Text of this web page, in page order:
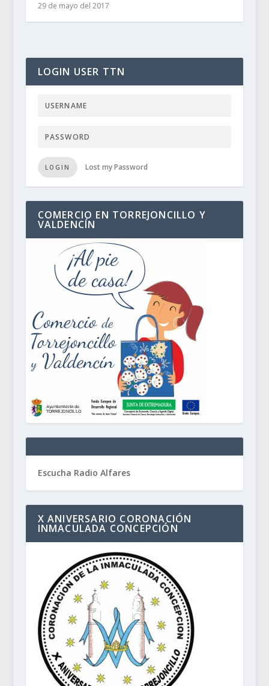
29 de mayo del 2017
LOGIN USER TTN
LOGIN Lost my Password
COMERCIO EN TORREJONCILLO Y
VALDENCÍN
Escucha Radio Alfares
X ANIVERSARIO CORONACIÓN
INMACULADA CONCEPCIÓN